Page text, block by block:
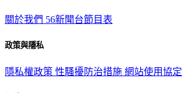
關於我們 56新聞台節目表
政策與隱私
隱私權政策 性騷擾防治措施 網站使用協定